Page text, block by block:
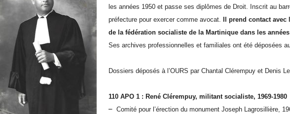
les années 1950 et passe ses diplômes de Droit. Inscrit au
préfecture pour exercer comme avocat.
Il prend contact
de la fédération socialiste de la Martinique dans les années
Ses archives professionnelles et familiales ont été déposées
Dossiers déposés à l’OURS par Chantal Clérempuy et Denis
110 APO 1 : René Clérempuy, militant socialiste, 1969-1980
– Comité pour l’érection du monument Joseph Lagrosillière,